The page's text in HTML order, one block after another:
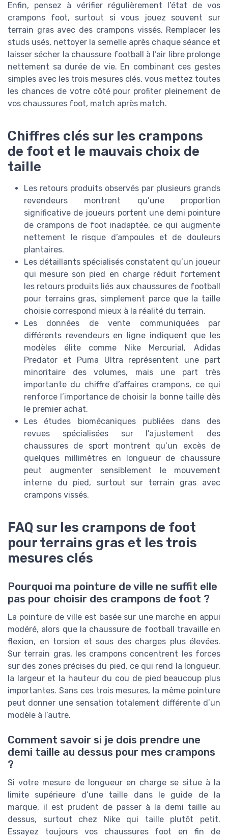
Enfin, pensez à vérifier régulièrement l’état de vos
crampons foot, surtout si vous jouez souvent sur
terrain gras avec des crampons vissés. Remplacer les
studs usés, nettoyer la semelle après chaque séance et
laisser sécher la chaussure football à l’air libre prolonge
nettement sa durée de vie. En combinant ces gestes
simples avec les trois mesures clés, vous mettez toutes
les chances de votre côté pour profiter pleinement de
vos chaussures foot, match après match.
Chiffres clés sur les crampons
de foot et le mauvais choix de
taille
Les retours produits observés par plusieurs grands
revendeurs montrent qu’une proportion
significative de joueurs portent une demi pointure
de crampons de foot inadaptée, ce qui augmente
nettement le risque d’ampoules et de douleurs
plantaires.
Les détaillants spécialisés constatent qu’un joueur
qui mesure son pied en charge réduit fortement
les retours produits liés aux chaussures de football
pour terrains gras, simplement parce que la taille
choisie correspond mieux à la réalité du terrain.
Les données de vente communiquées par
différents revendeurs en ligne indiquent que les
modèles élite comme Nike Mercurial, Adidas
Predator et Puma Ultra représentent une part
minoritaire des volumes, mais une part très
importante du chiffre d’affaires crampons, ce qui
renforce l’importance de choisir la bonne taille dès
le premier achat.
Les études biomécaniques publiées dans des
revues spécialisées sur l’ajustement des
chaussures de sport montrent qu’un excès de
quelques millimètres en longueur de chaussure
peut augmenter sensiblement le mouvement
interne du pied, surtout sur terrain gras avec
crampons vissés.
FAQ sur les crampons de foot
pour terrains gras et les trois
mesures clés
Pourquoi ma pointure de ville ne suffit elle
pas pour choisir des crampons de foot ?
La pointure de ville est basée sur une marche en appui
modéré, alors que la chaussure de football travaille en
flexion, en torsion et sous des charges plus élevées.
Sur terrain gras, les crampons concentrent les forces
sur des zones précises du pied, ce qui rend la longueur,
la largeur et la hauteur du cou de pied beaucoup plus
importantes. Sans ces trois mesures, la même pointure
peut donner une sensation totalement différente d’un
modèle à l’autre.
Comment savoir si je dois prendre une
demi taille au dessus pour mes crampons
?
Si votre mesure de longueur en charge se situe à la
limite supérieure d’une taille dans le guide de la
marque, il est prudent de passer à la demi taille au
dessus, surtout chez Nike qui taille plutôt petit.
Essayez toujours vos chaussures foot en fin de